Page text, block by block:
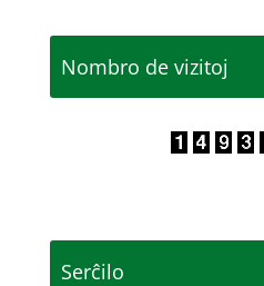
Nombro de vizitoj
Serĉilo